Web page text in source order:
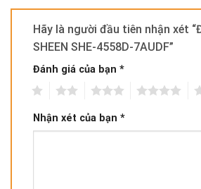
Hãy là người đầu tiên nhận xét
SHEEN SHE-4558D-7AUDF”
Đánh giá của bạn *
Nhận xét của bạn *